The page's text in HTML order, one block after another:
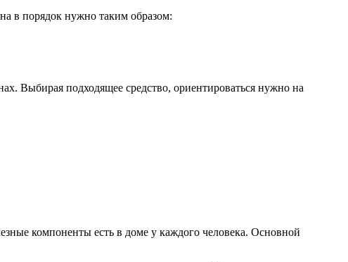
в порядок нужно таким образом:
Выбирая подходящее средство, ориентироваться нужно на
компоненты есть в доме у каждого человека. Основной